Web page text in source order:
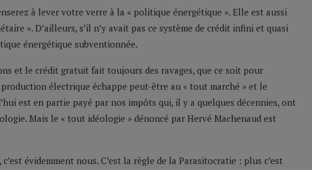
à lever votre verre à la « politique énergétique ». Elle est aussi
». D’ailleurs, s’il n’y avait pas ce système de crédit infini et quasi
énergétique subventionnée.
et le crédit gratuit fait toujours des ravages, que ce soit pour
électrique échappe peut-être au « tout marché » et le
est en partie payé par nos impôts qui, il y a quelques décennies, ont
Mais le « tout idéologie » dénoncé par Hervé Machenaud est
évidemment nous. C’est la règle de la Parasitocratie : plus c’est